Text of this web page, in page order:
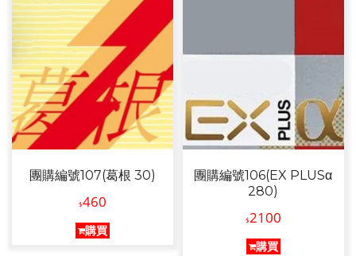
團購編號107(葛根 30)
$460
購買
團購編號106(EX PLUSα
280)
$2100
購買